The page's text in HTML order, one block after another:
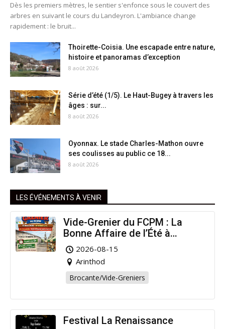
Dès les premiers mètres, le sentier s'enfonce sous le couvert des
arbres en suivant le cours du Landeyron. L'ambiance change
rapidement : le bruit...
Thoirette-Coisia. Une escapade entre nature,
histoire et panoramas d’exception
8 août 2026
Série d’été (1/5). Le Haut-Bugey à travers les
âges : sur...
8 août 2026
Oyonnax. Le stade Charles-Mathon ouvre
ses coulisses au public ce 18...
8 août 2026
LES ÉVÉNEMENTS À VENIR
Vide-Grenier du FCPM : La
Bonne Affaire de l’Été à
Arinthod !
2026-08-15
Arinthod
Brocante/Vide-Greniers
Festival La Renaissance